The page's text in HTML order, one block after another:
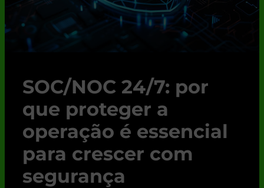
SOC/NOC 24/7: por
que proteger a
operação é essencial
para crescer com
segurança